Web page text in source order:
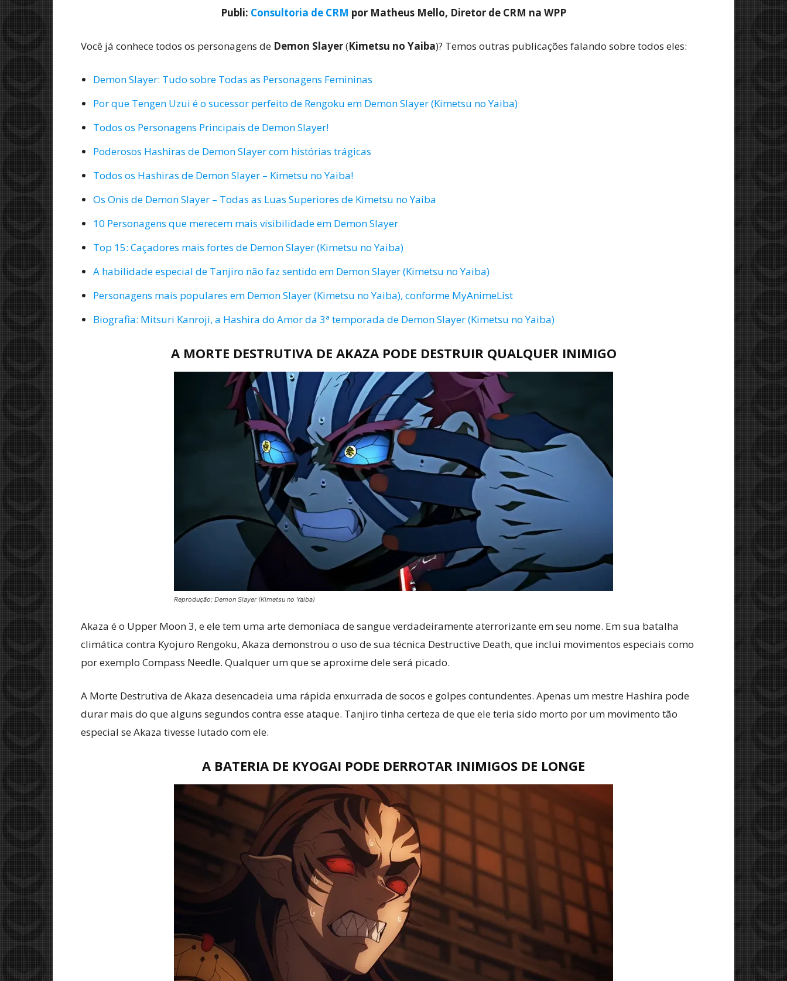
Publi: Consultoria de CRM por Matheus Mello, Diretor de CRM na WPP
Você já conhece todos os personagens de Demon Slayer(Kimetsu no Yaiba)? Temos outras publicações falando sobre todos eles:
Demon Slayer: Tudo sobre Todas as Personagens Femininas
Por que Tengen Uzui é o sucessor perfeito de Rengoku em Demon Slayer (Kimetsu no Yaiba)
Todos os Personagens Principais de Demon Slayer!
Poderosos Hashiras de Demon Slayer com histórias trágicas
Todos os Hashiras de Demon Slayer – Kimetsu no Yaiba!
Os Onis de Demon Slayer – Todas as Luas Superiores de Kimetsu no Yaiba
10 Personagens que merecem mais visibilidade em Demon Slayer
Top 15: Caçadores mais fortes de Demon Slayer (Kimetsu no Yaiba)
A habilidade especial de Tanjiro não faz sentido em Demon Slayer (Kimetsu no Yaiba)
Personagens mais populares em Demon Slayer (Kimetsu no Yaiba), conforme MyAnimeList
Biografia: Mitsuri Kanroji, a Hashira do Amor da 3ª temporada de Demon Slayer (Kimetsu no Yaiba)
A MORTE DESTRUTIVA DE AKAZA PODE DESTRUIR QUALQUER INIMIGO
Reprodução: Demon Slayer (Kimetsu no Yaiba)
Akaza é o Upper Moon 3, e ele tem uma arte demoníaca de sangue verdadeiramente aterrorizante em seu nome. Em sua batalha
climática contra Kyojuro Rengoku, Akaza demonstrou o uso de sua técnica Destructive Death, que inclui movimentos especiais como
por exemplo Compass Needle. Qualquer um que se aproxime dele será picado.
A Morte Destrutiva de Akaza desencadeia uma rápida enxurrada de socos e golpes contundentes. Apenas um mestre Hashira pode
durar mais do que alguns segundos contra esse ataque. Tanjiro tinha certeza de que ele teria sido morto por um movimento tão
especial se Akaza tivesse lutado com ele.
A BATERIA DE KYOGAI PODE DERROTAR INIMIGOS DE LONGE